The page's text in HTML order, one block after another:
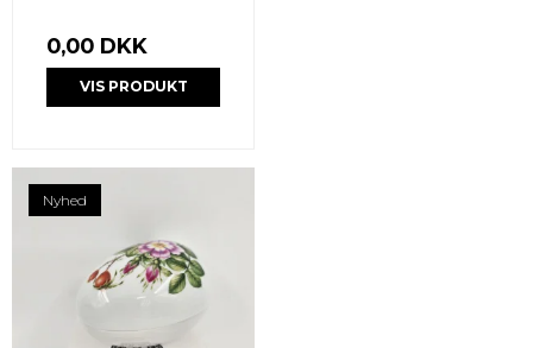
0,00 DKK
VIS PRODUKT
Nyhed